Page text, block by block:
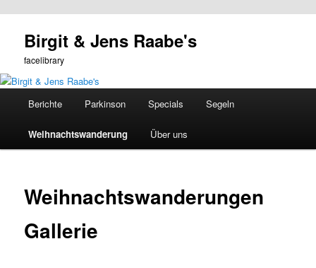
primären
springen
Birgit & Jens Raabe's
facelibrary
Berichte Parkinson Specials Segeln
Weihnachtswanderung Über uns
Weihnachtswanderungen
Gallerie